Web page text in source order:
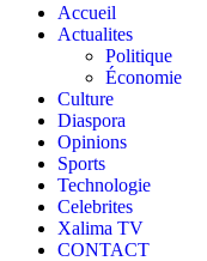
Accueil
Actualites
Politique
Économie
Culture
Diaspora
Opinions
Sports
Technologie
Celebrites
Xalima TV
CONTACT